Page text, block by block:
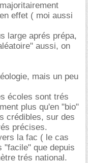
effet ( moi aussi
large aprés prépa,
aussi, on
mais un peu
écoles sont trés
plus qu'en "bio"
crédibles, sur des
précises.
la fac ( le cas
"facile" que depuis
trés national.